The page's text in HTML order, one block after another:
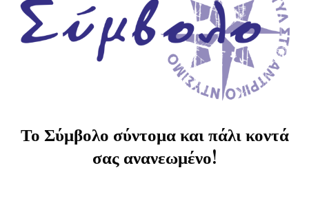
Το Σύμβολο σύντομα και πάλι κοντά
σας ανανεωμένο!